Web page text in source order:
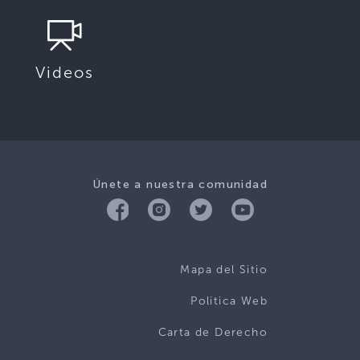
Videos
Únete a nuestra comunidad
Mapa del Sitio
Politica Web
Carta de Derecho